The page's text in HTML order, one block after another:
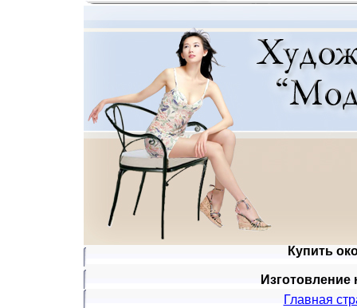
Купить
Изготовление
Главная